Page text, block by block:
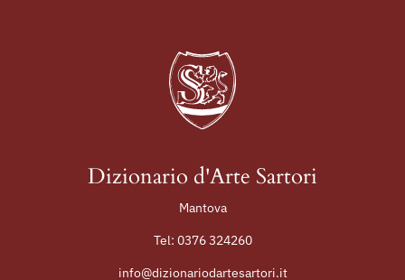
Dizionario d'Arte Sartori
Mantova
Tel: 0376 324260
info@dizionariodartesartori.it